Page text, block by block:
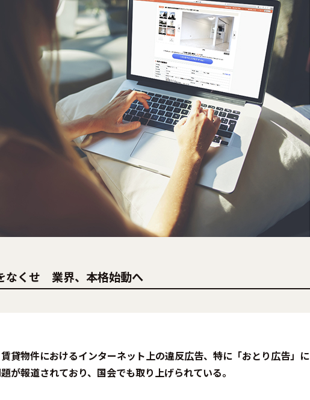
なくせ 業界、本格始動へ
貸物件におけるインターネット上の違反広告、特に「おとり広告」に
が報道されており、国会でも取り上げられている。